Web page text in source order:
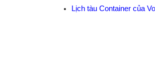
Lịch tàu Container của